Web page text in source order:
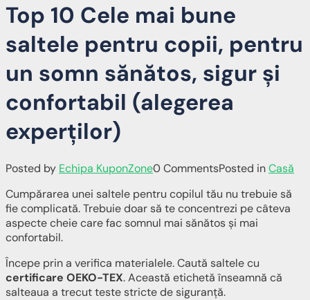
Top 10 Cele mai bune
saltele pentru copii, pentru
un somn sănătos, sigur și
confortabil (alegerea
experților)
Posted by Echipa KuponZone0 CommentsPosted inCasă
Cumpărarea unei saltele pentru copilul tău nu trebuie să
fie complicată. Trebuie doar să te concentrezi pe câteva
aspecte cheie care fac somnul mai sănătos și mai
confortabil.
Începe prin a verifica materialele. Caută saltele cu
certificare OEKO-TEX. Această etichetă înseamnă că
salteaua a trecut teste stricte de siguranță.